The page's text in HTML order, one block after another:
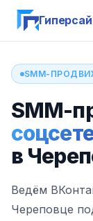
SMM-
SMM-
в
Ведём
Череповце